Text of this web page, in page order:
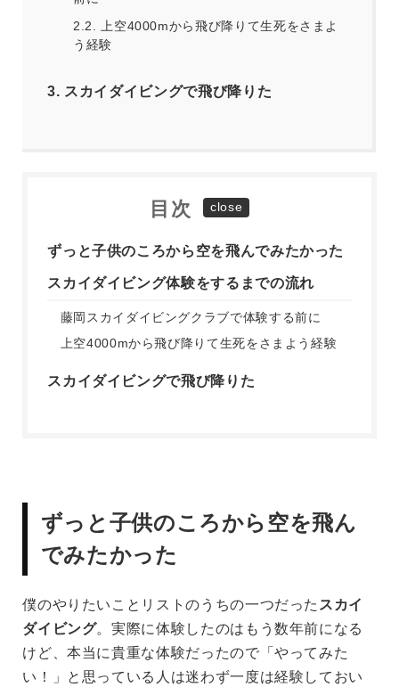
2.2.
上空4000mから飛び降りて生死をさまよ
う経験
3. スカイダイビングで飛び降りた
目次
ずっと子供のころから空を飛んでみたかった
スカイダイビング体験をするまでの流れ
藤岡スカイダイビングクラブで体験する前に
上空4000mから飛び降りて生死をさまよう経験
スカイダイビングで飛び降りた
ずっと子供のころから空を飛ん
でみたかった
僕のやりたいことリストのうちの一つだった スカイ
ダイビング。実際に体験したのはもう数年前になる
けど、本当に貴重な体験だったので「やってみた
い！」と思っている人は迷わず一度は経験しておい